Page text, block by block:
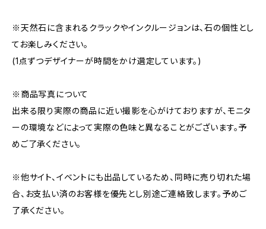
※天然石に含まれるクラックやインクルージョンは、石の個性とし
てお楽しみください。
(1点ずつデザイナーが時間をかけ選定しています。)
※商品写真について
出来る限り実際の商品に近い撮影を心がけておりますが、モニタ
ーの環境などによって実際の色味と異なることがございます。予
めご了承ください。
※他サイト、イベントにも出品しているため、同時に売り切れた場
合、お支払い済のお客様を優先とし別途ご連絡致します。予めご
了承ください。